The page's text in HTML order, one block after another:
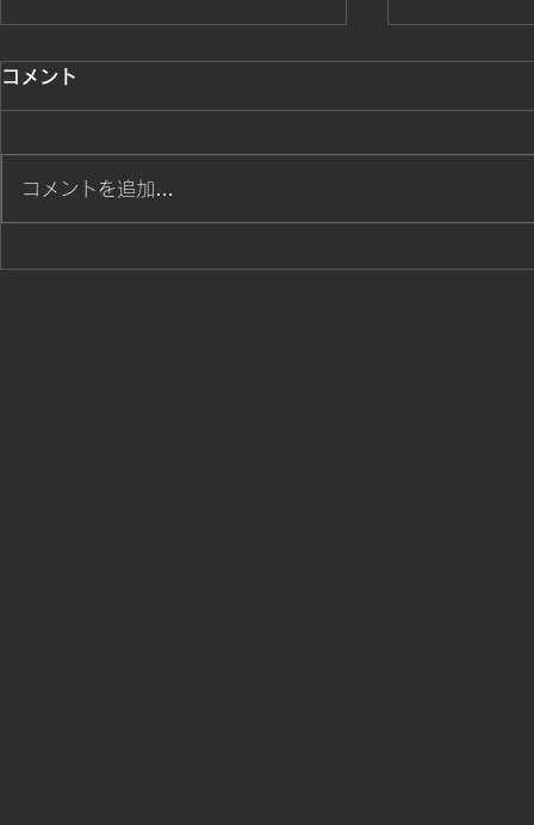
勝ち戦士達が躍動
ました。招
頂きありが
せて頂きま
コメント
コメントを追加…